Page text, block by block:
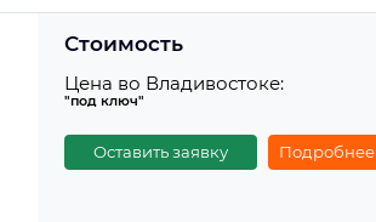
Стоимость
Цена во Владивостоке:
"под ключ"
Оставить заявку Подробнее